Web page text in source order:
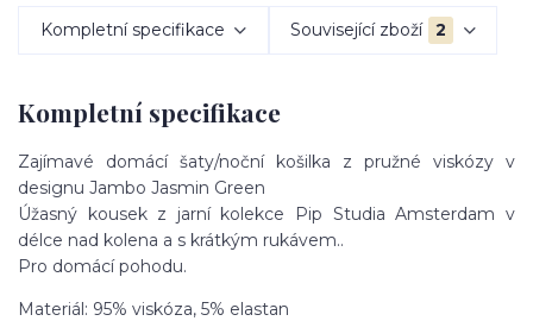
Kompletní specifikace Související zboží 2
Kompletní specifikace
Zajímavé domácí šaty/noční košilka z pružné viskózy v
designu Jambo Jasmin Green
Úžasný kousek z jarní kolekce Pip Studia Amsterdam v
délce nad kolena a s krátkým rukávem..
Pro domácí pohodu.
Materiál: 95% viskóza, 5% elastan